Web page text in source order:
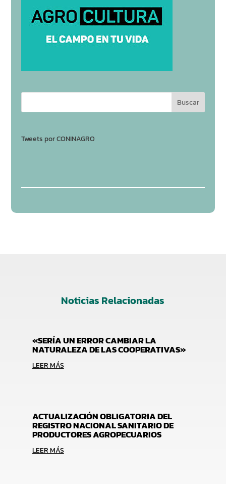
Tweets por CONINAGRO
Noticias Relacionadas
«SERÍA UN ERROR CAMBIAR LA
NATURALEZA DE LAS COOPERATIVAS»
LEER MÁS
ACTUALIZACIÓN OBLIGATORIA DEL
REGISTRO NACIONAL SANITARIO DE
PRODUCTORES AGROPECUARIOS
LEER MÁS